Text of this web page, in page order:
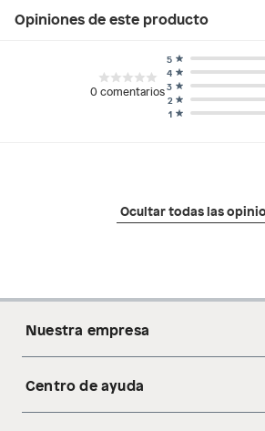
Opiniones de este producto
0comentarios
1
2
3
4
5
Ocultar todas las
Nuestra empresa
Acerca de nosotros
Centro de ayuda